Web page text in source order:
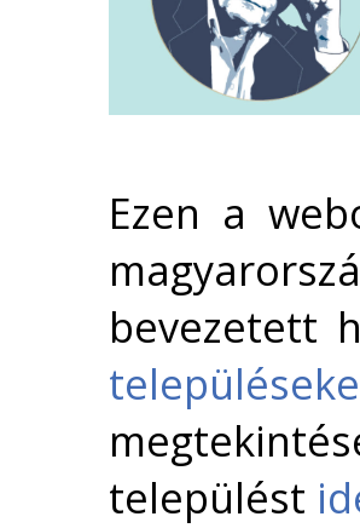
Ezen a
bevezetett
települést